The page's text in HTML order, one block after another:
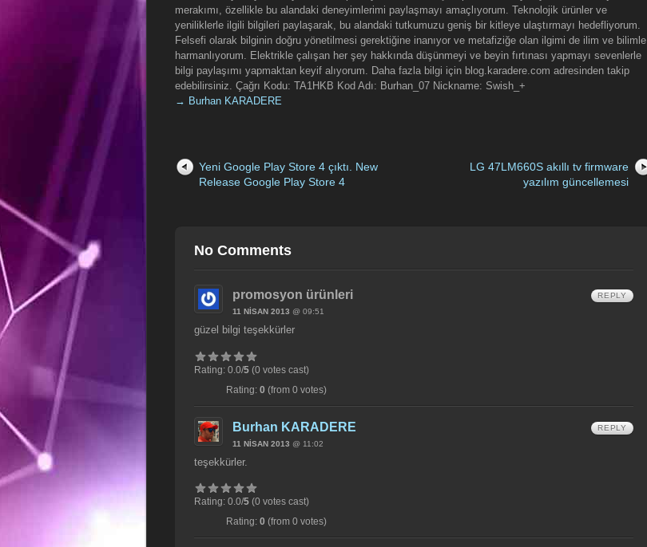
merakımı, özellikle bu alandaki deneyimlerimi paylaşmayı amaçlıyorum. Teknolojik ürünler ve
yeniliklerle ilgili bilgileri paylaşarak, bu alandaki tutkumuzu geniş bir kitleye ulaştırmayı hedefliyorum.
Felsefi olarak bilginin doğru yönetilmesi gerektiğine inanıyor ve metafiziğe olan ilgimi de ilim ve bilimle
harmanlıyorum. Elektrikle çalışan her şey hakkında düşünmeyi ve beyin fırtınası yapmayı sevenlerle
bilgi paylaşımı yapmaktan keyif alıyorum. Daha fazla bilgi için blog.karadere.com adresinden takip
edebilirsiniz. Çağrı Kodu: TA1HKB Kod Adı: Burhan_07 Nickname: Swish_+
→ Burhan KARADERE
Yeni Google Play Store 4 çıktı. New
Release Google Play Store 4
LG 47LM660S akıllı tv firmware
yazılım güncellemesi
No Comments
promosyon ürünleri
11 NISAN 2013 @ 09:51
güzel bilgi teşekkürler
Rating: 0.0/5(0 votes cast)
Rating: 0 (from 0 votes)
REPLY
Burhan KARADERE
11 NISAN 2013 @ 11:02
teşekkürler.
Rating: 0.0/5(0 votes cast)
Rating: 0 (from 0 votes)
REPLY